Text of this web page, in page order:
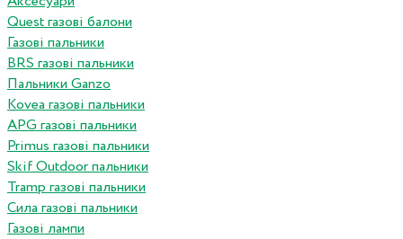
Quest газові балони
Газові пальники
BRS газові пальники
Пальники Ganzo
Kovea газові пальники
APG газові пальники
Primus газові пальники
Skif Outdoor пальники
Tramp газові пальники
Сила газові пальники
Газові лампи